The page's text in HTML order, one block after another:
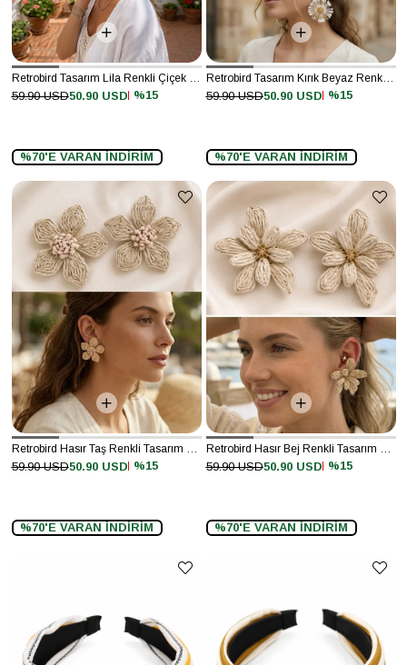
Retrobird Tasarım Lila Renkli Çiçek Küpe
%15
50.90 USD
59.90 USD
%70'E VARAN İNDİRİM
Retrobird Tasarım Kırık Beyaz Renkli Çiçek Küpe
%15
50.90 USD
59.90 USD
%70'E VARAN İNDİRİM
Retrobird Hasır Taş Renkli Tasarım Yasemin Küpe
%15
50.90 USD
59.90 USD
%70'E VARAN İNDİRİM
Retrobird Hasır Bej Renkli Tasarım Papatya Küpe
%15
50.90 USD
59.90 USD
%70'E VARAN İNDİRİM